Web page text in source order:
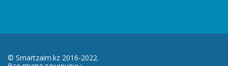
© Smartzaim.kz 2016-2022.